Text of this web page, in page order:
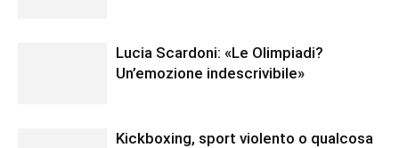
Lucia Scardoni: «Le Olimpiadi?
Un’emozione indescrivibile»
Kickboxing, sport violento o qualcosa